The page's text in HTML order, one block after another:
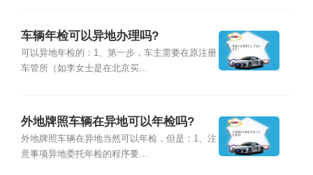
车辆年检可以异地办理吗?
可以异地年检的：1、第一步，车主需要在原注册
车管所（如李女士是在北京买...
外地牌照车辆在异地可以年检吗?
外地牌照车辆在异地当然可以年检，但是：1、注
意事项异地委托年检的程序要...